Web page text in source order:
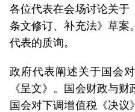
各位代表在会场讨论关于
条文修订、补充法》草案
代表的质询。
政府代表阐述关于国会
《呈文》。国会财政与
国会对下调增值税《决议